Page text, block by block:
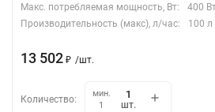
Макс. потребляемая мощность, Вт:
400
Производительность (макс), л/час:
100 л
13 502 ₽ /шт.
Количество:
мин.
1
шт.